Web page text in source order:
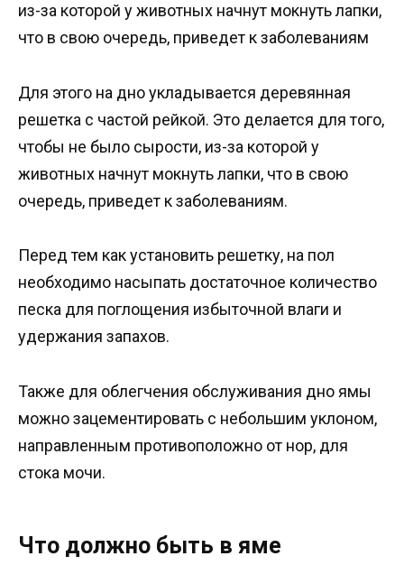
из-за которой у животных начнут мокнуть лапки,
что в свою очередь, приведет к заболеваниям
Для этого на дно укладывается деревянная
решетка с частой рейкой. Это делается для того,
чтобы не было сырости, из-за которой у
животных начнут мокнуть лапки, что в свою
очередь, приведет к заболеваниям.
Перед тем как установить решетку, на пол
необходимо насыпать достаточное количество
песка для поглощения избыточной влаги и
удержания запахов.
Также для облегчения обслуживания дно ямы
можно зацементировать с небольшим уклоном,
направленным противоположно от нор, для
стока мочи.
Что должно быть в яме